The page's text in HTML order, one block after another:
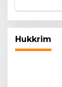
Hukkrim